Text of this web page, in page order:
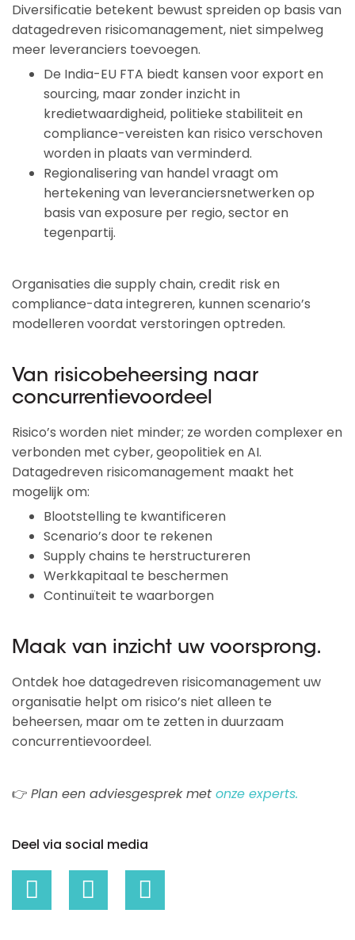
Diversificatie betekent bewust spreiden op basis van
datagedreven risicomanagement, niet simpelweg
meer leveranciers toevoegen.
De India-EU FTA biedt kansen voor export en
sourcing, maar zonder inzicht in
kredietwaardigheid, politieke stabiliteit en
compliance-vereisten kan risico verschoven
worden in plaats van verminderd.
Regionalisering van handel vraagt om
hertekening van leveranciersnetwerken op
basis van exposure per regio, sector en
tegenpartij.
Organisaties die supply chain, credit risk en
compliance-data integreren, kunnen scenario’s
modelleren voordat verstoringen optreden.
Van risicobeheersing naar
concurrentievoordeel
Risico’s worden niet minder; ze worden complexer en
verbonden met cyber, geopolitiek en AI.
Datagedreven risicomanagement maakt het
mogelijk om:
Blootstelling te kwantificeren
Scenario’s door te rekenen
Supply chains te herstructureren
Werkkapitaal te beschermen
Continuïteit te waarborgen
Maak van inzicht uw voorsprong.
Ontdek hoe datagedreven risicomanagement uw
organisatie helpt om risico’s niet alleen te
beheersen, maar om te zetten in duurzaam
concurrentievoordeel.
👉 Plan een adviesgesprek met onze experts.
Deel via social media